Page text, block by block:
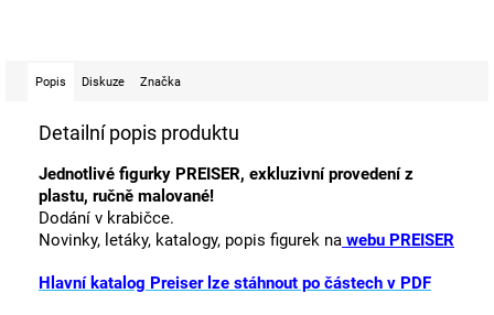
Popis Diskuze Značka
Detailní popis produktu
Jednotlivé figurky PREISER, exkluzivní provedení z
plastu, ručně malované!
Dodání v krabičce.
Novinky, letáky, katalogy, popis figurek na webu PREISER
Hlavní katalog Preiser lze stáhnout po částech v PDF